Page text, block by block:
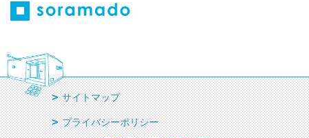
サイトマップ
プライバシーポリシー